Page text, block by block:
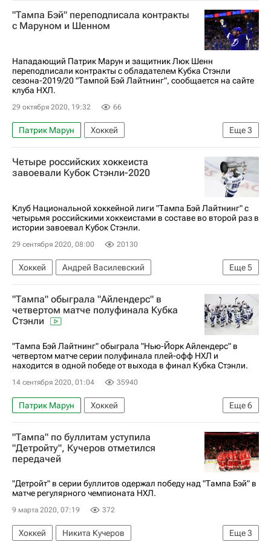
Вегас Голден Найтс
Тампа-Бэй Лайтнинг
Григорий Денисенко
Никита Гусев
"Тампа Бэй" переподписала контракты
с Маруном и Шенном
Нападающий Патрик Марун и защитник Люк Шенн
переподписали контракты с обладателем Кубка Стэнли
сезона-2019/20 "Тампой Бэй Лайтнинг", сообщается на сайте
клуба НХЛ.
29 октября 2020, 19:32 66
Еще3
Патрик Марун
Хоккей
Национальная хоккейная лига (НХЛ)
Тампа-Бэй Лайтнинг
Люк Шенн
Четыре российских хоккеиста
завоевали Кубок Стэнли-2020
Клуб Национальной хоккейной лиги "Тампа Бэй Лайтнинг" с
четырьмя российскими хоккеистами в составе во второй раз в
истории завоевал Кубок Стэнли.
29 сентября 2020, 08:00 20130
Еще5
Хоккей
Андрей Василевский
Никита Кучеров
Национальная хоккейная лига (НХЛ)
Тампа-Бэй Лайтнинг
Александр Волков (хоккеист)
"Тампа" обыграла "Айлендерс" в
четвертом матче полуфинала Кубка
Стэнли
"Тампа Бэй Лайтнинг" обыграла "Нью-Йорк Айлендерс" в
четвертом матче серии полуфинала плей-офф НХЛ и
находится в одной победе от выхода в финал Кубка Стэнли.
14 сентября 2020, 01:04 35940
Еще6
Патрик Марун
Хоккей
Андрей Василевский
Никита Кучеров
Национальная хоккейная лига (НХЛ)
Тампа-Бэй Лайтнинг
Ондржей Палат
"Тампа" по буллитам уступила
"Детройту", Кучеров отметился
передачей
"Детройт" в серии буллитов одержал победу над "Тампа Бэй" в
матче регулярного чемпионата НХЛ.
9 марта 2020, 07:19 372
Еще3
Хоккей
Никита Кучеров